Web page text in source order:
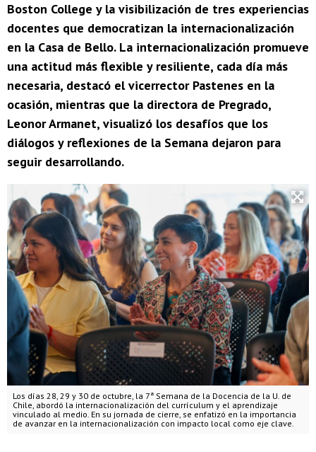
Boston College y la visibilización de tres experiencias
docentes que democratizan la internacionalización
en la Casa de Bello. La internacionalización promueve
una actitud más flexible y resiliente, cada día más
necesaria, destacó el vicerrector Pastenes en la
ocasión, mientras que la directora de Pregrado,
Leonor Armanet, visualizó los desafíos que los
diálogos y reflexiones de la Semana dejaron para
seguir desarrollando.
Los días 28, 29 y 30 de octubre, la 7ª Semana de la Docencia de la U. de
Chile, abordó la internacionalización del currículum y el aprendizaje
vinculado al medio. En su jornada de cierre, se enfatizó en la importancia
de avanzar en la internacionalización con impacto local como eje clave.